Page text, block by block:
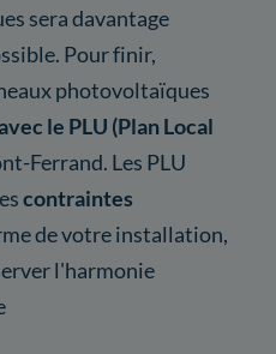
sera davantage
Pour finir,
photovoltaïques
le PLU (Plan Local
Ferrand. Les PLU
contraintes
de votre installation,
l'harmonie